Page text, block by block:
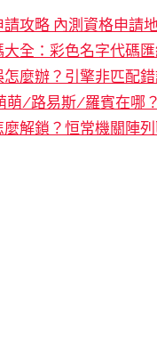
攻略 內測資格申請
全：彩色名字代碼
麼辦？引擎非匹配
/路易斯/羅賓在哪
解鎖？恒常機關陣